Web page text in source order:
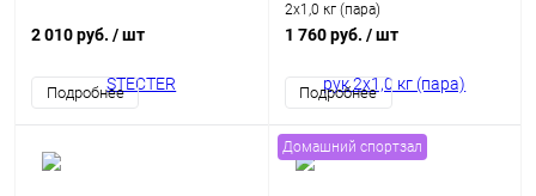
2 010 руб. / шт
Подробнее
2x1,0 кг (пара)
1 760 руб. / шт
Подробнее
Домашний спортзал